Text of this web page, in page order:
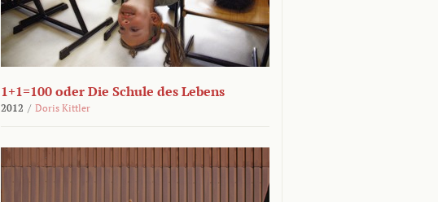
1+1=100 oder Die Schule des Lebens
2012 / Doris Kittler